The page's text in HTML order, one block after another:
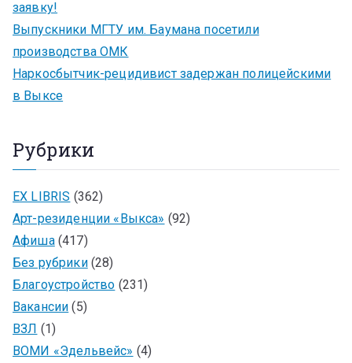
заявку!
Выпускники МГТУ им. Баумана посетили
производства ОМК
Наркосбытчик-рецидивист задержан полицейскими
в Выксе
Рубрики
EX LIBRIS (362)
Арт-резиденции «Выкса» (92)
Афиша(417)
Без рубрики(28)
Благоустройство (231)
Вакансии (5)
ВЗЛ (1)
ВОМИ «Эдельвейс» (4)